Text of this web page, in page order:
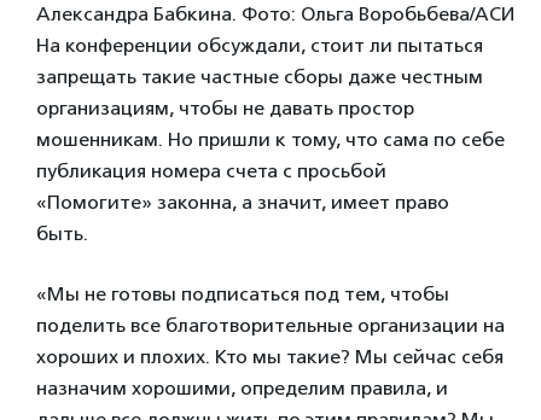
Александра Бабкина. Фото: Ольга Воробьбева/АСИ
На конференции обсуждали, стоит ли пытаться
запрещать такие частные сборы даже честным
организациям, чтобы не давать простор
мошенникам. Но пришли к тому, что сама по себе
публикация номера счета с просьбой
«Помогите» законна, а значит, имеет право
быть.
«Мы не готовы подписаться под тем, чтобы
поделить все благотворительные организации на
хороших и плохих. Кто мы такие? Мы сейчас себя
назначим хорошими, определим правила, и